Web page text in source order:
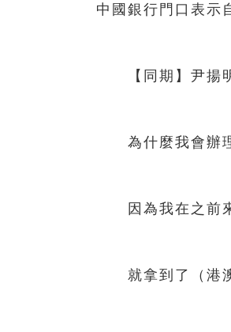
中國銀行門口表示
【同期】尹揚
為什麼我會辦
因為我在之前
就拿到了（港澳